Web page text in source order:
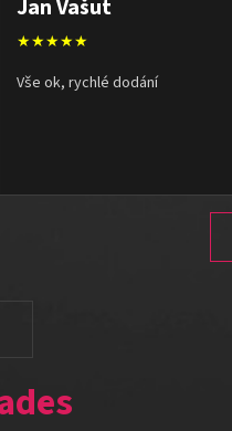
Jan Vašut
★★★★★
Vše ok, rychlé dodání